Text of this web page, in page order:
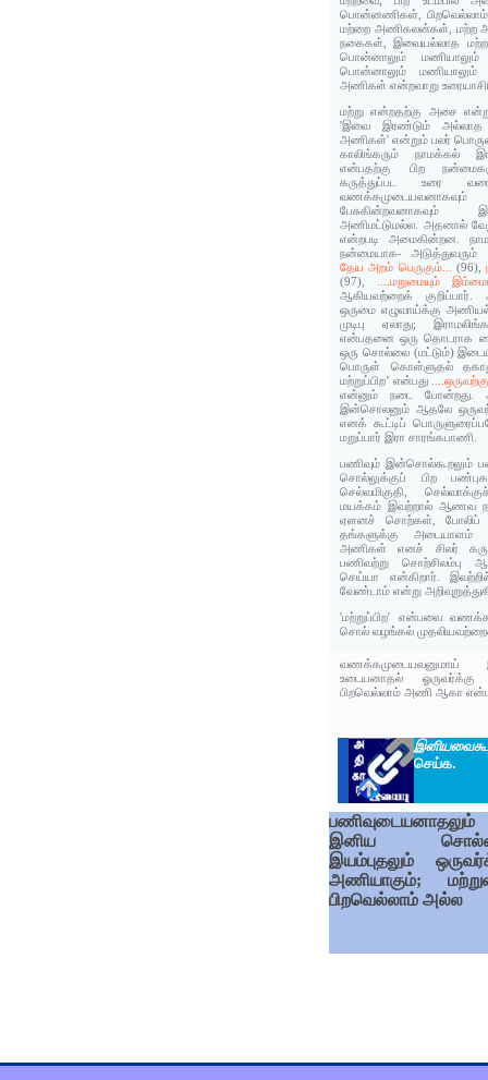
பொன்னணிகள், பிறவெல்லாம்
மற்றை அணிகலன்கள், மற்ற
நகைகள், இவையல்லாத
பொன்னாலும்
பொன்னாலும் மணியாலும்
அணிகள் என்றவாறு
மற்று என்றதற்கு அசை
'இவை இரண்டும் அல்லாத
அணிகள்' என்றும் பலர்
காலிங்கரும் நாமக்கல்
என்பதற்கு பிற
கருத்துப்பட உரை
பேசுகின்றவனாகவும்
அணிமட்டுமல்ல. அதனால்
என்றபடி அமைகின்றன.
நன்மையாக-
தேய அறம் பெருகும்...
(96),
(97),
....மறுமையும்
ஆகியவற்றைக்
ஒருமை எழுவாய்க்கு
முடிபு ஏலாது;
என்பதனை ஒரு தொடராக
ஒரு சொல்லை (மட்டும்)
பொருள் கொள்ளுதல்
மற்றுப்பிற’ என்பது
என்னும் நடை போன்றது.
இன்சொலனும் ஆதலே
எனக் கூட்டிப்
மறுப்பார் இரா சாரங்கபாணி.
பணிவும் இன்சொல்கூறலும்
சொல்லுக்குப் பிற
செல்வமிகுதி,
மயக்கம் இவற்றால் ஆணவ
ஏளனச் சொற்கள், போலிப்
தங்களுக்கு அடையாளம்
அணிகள் எனச் சிலர்
பணிவற்று சொற்சிலம்பு
செய்யா என்கிறார்.
வேண்டாம் என்று
'மற்றுப்பிற' என்பவை
சொல் வழங்கல் முதலியவற்றைக்
வணக்கமுடையவனுமாய்
உடையனாதல்
பிறவெல்லாம் அணி ஆகா
செய்க.
பணிவுடையனாதலும்
இனிய
இயம்புதலும்
அணியாகும்;
பிறவெல்லாம் அல்ல